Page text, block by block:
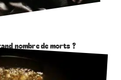
nombre de morts ?